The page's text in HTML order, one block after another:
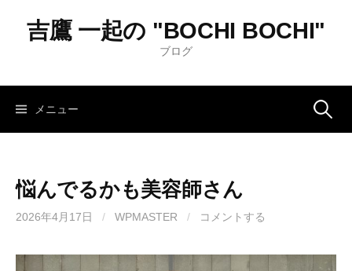
ツ
吉鷹 一起の "BOCHI BOCHI"
ブログ
メニュー 検
悩んでるかも美容師さん
2026年4月17日 / WPMASTER / コメントする